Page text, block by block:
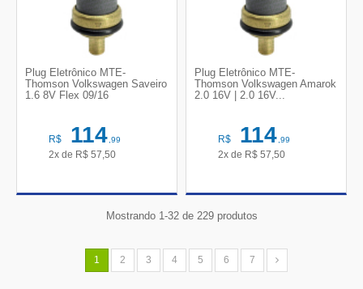
Plug Eletrônico MTE-
Thomson Volkswagen Saveiro
1.6 8V Flex 09/16
R$ 114,99
2x de R$ 57,50
Plug Eletrônico MTE-
Thomson Volkswagen Amarok
2.0 16V | 2.0 16V...
R$ 114,99
2x de R$ 57,50
Mostrando 1-32 de 229 produtos
1 2 3 4 5 6 7